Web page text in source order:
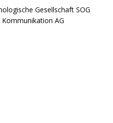
Gesellschaft SOG
AG